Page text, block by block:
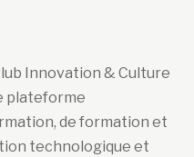
Innovation & Culture
plateforme
de formation et
technologique et